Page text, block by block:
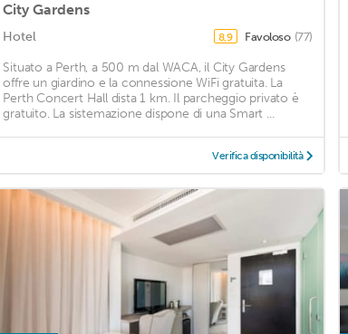
City Gardens
Hotel 8,9 Favoloso (77)
Situato a Perth, a 500 m dal WACA, il City Gardens
offre un giardino e la connessione WiFi gratuita. La
Perth Concert Hall dista 1 km. Il parcheggio privato è
gratuito. La sistemazione dispone di una Smart ...
Verifica disponibilità